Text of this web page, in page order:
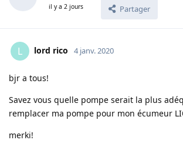
il y a 2 jours Partager
L lord rico 4 janv. 2020
bjr a tous!
Savez vous quelle pompe serait la plus
remplacer ma pompe pour mon écumeur
merki!